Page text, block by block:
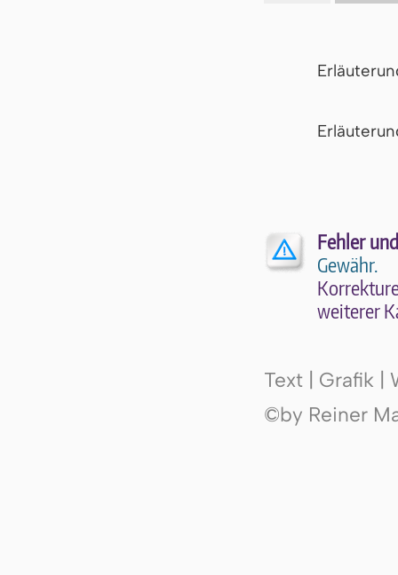
Fehler
Gewähr.
wei­te­rer
Text | Grafik |
©by Reiner